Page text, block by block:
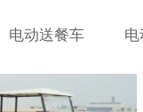
电动送餐车